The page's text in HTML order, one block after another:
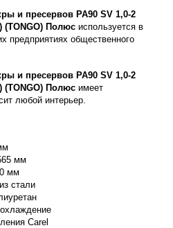
и пресервов PA90 SV 1,0-2
(TONGO) Полюс используется в
предприятиях общественного
и пресервов PA90 SV 1,0-2
Полюс имеет
любой интерьер.
мм
мм
стали
охлаждение
Carel